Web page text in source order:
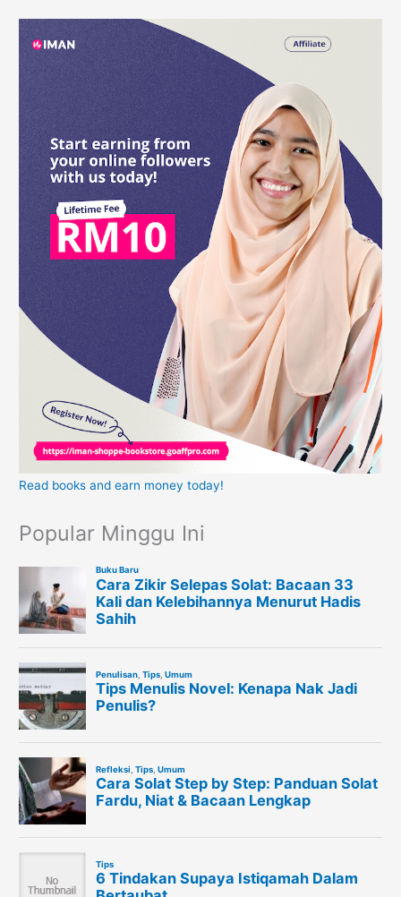
Read books and earn money today!
Popular Minggu Ini